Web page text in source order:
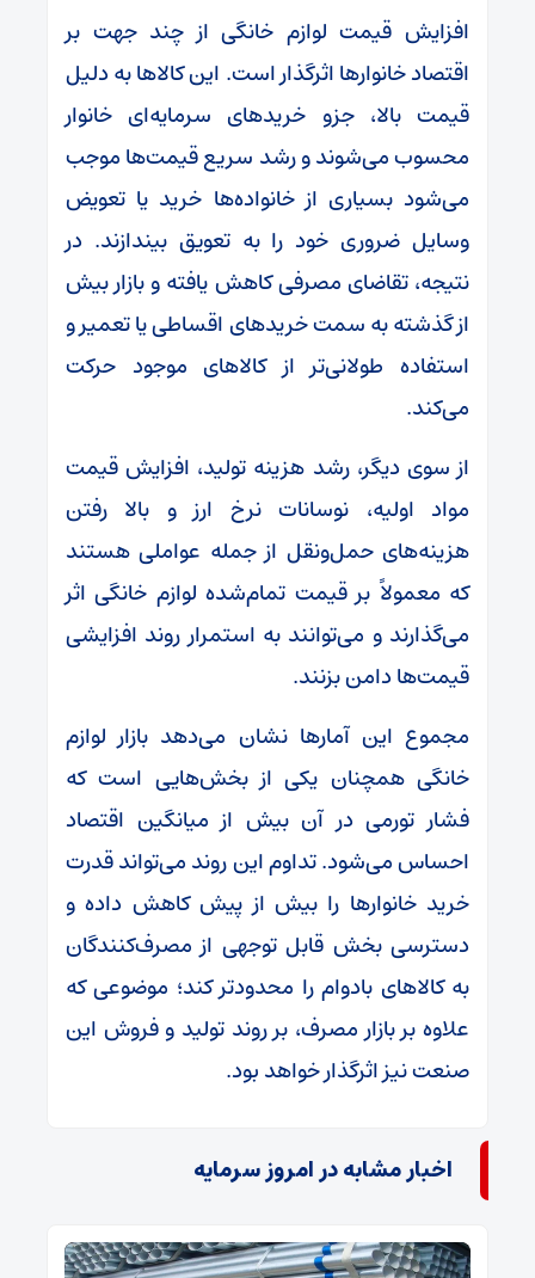
افزایش قیمت لوازم خانگی از چند جهت بر
اقتصاد خانوارها اثرگذار است. این کالاها به دلیل
قیمت بالا، جزو خریدهای سرمایه‌ای خانوار
محسوب می‌شوند و رشد سریع قیمت‌ها موجب
می‌شود بسیاری از خانواده‌ها خرید یا تعویض
وسایل ضروری خود را به تعویق بیندازند. در
نتیجه، تقاضای مصرفی کاهش یافته و بازار بیش
از گذشته به سمت خریدهای اقساطی یا تعمیر و
استفاده طولانی‌تر از کالاهای موجود حرکت
می‌کند.
از سوی دیگر، رشد هزینه تولید، افزایش قیمت
مواد اولیه، نوسانات نرخ ارز و بالا رفتن
هزینه‌های حمل‌ونقل از جمله عواملی هستند
که معمولاً بر قیمت تمام‌شده لوازم خانگی اثر
می‌گذارند و می‌توانند به استمرار روند افزایشی
قیمت‌ها دامن بزنند.
مجموع این آمارها نشان می‌دهد بازار لوازم
خانگی همچنان یکی از بخش‌هایی است که
فشار تورمی در آن بیش از میانگین اقتصاد
احساس می‌شود. تداوم این روند می‌تواند قدرت
خرید خانوارها را بیش از پیش کاهش داده و
دسترسی بخش قابل توجهی از مصرف‌کنندگان
به کالاهای بادوام را محدودتر کند؛ موضوعی که
علاوه بر بازار مصرف، بر روند تولید و فروش این
صنعت نیز اثرگذار خواهد بود.
اخبار مشابه در امروز سرمایه